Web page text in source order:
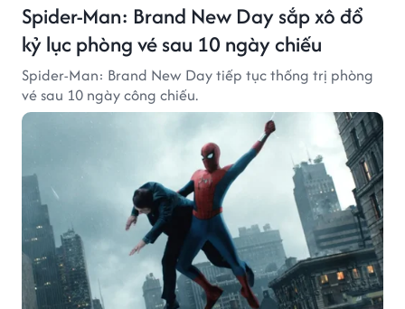
Spider-Man: Brand New Day sắp xô đổ
kỷ lục phòng vé sau 10 ngày chiếu
Spider-Man: Brand New Day tiếp tục thống trị phòng
vé sau 10 ngày công chiếu.